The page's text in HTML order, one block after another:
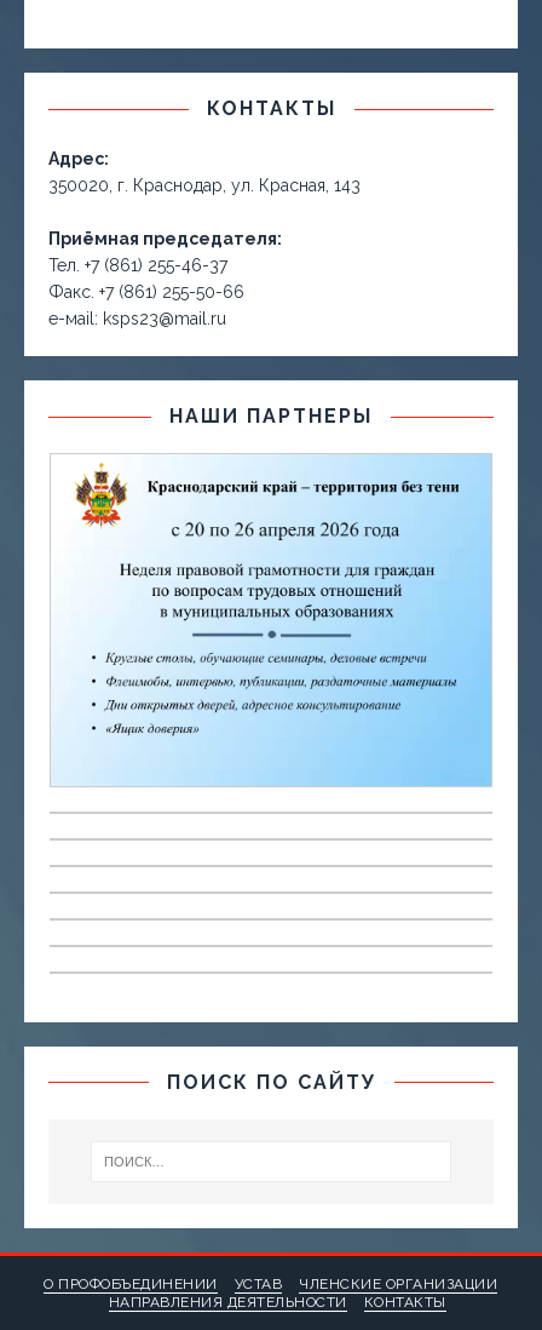
КОНТАКТЫ
Адрес:
350020, г. Краснодар, ул. Красная, 143
Приёмная председателя:
Тел. +7 (861) 255-46-37
Факс. +7 (861) 255-50-66
е-маil: ksps23@mail.ru
НАШИ ПАРТНЕРЫ
ПОИСК ПО САЙТУ
О ПРОФОБЪЕДИНЕНИИ УСТАВ
ЧЛЕНСКИЕ ОРГАНИЗАЦИИ
НАПРАВЛЕНИЯ ДЕЯТЕЛЬНОСТИ
КОНТАКТЫ